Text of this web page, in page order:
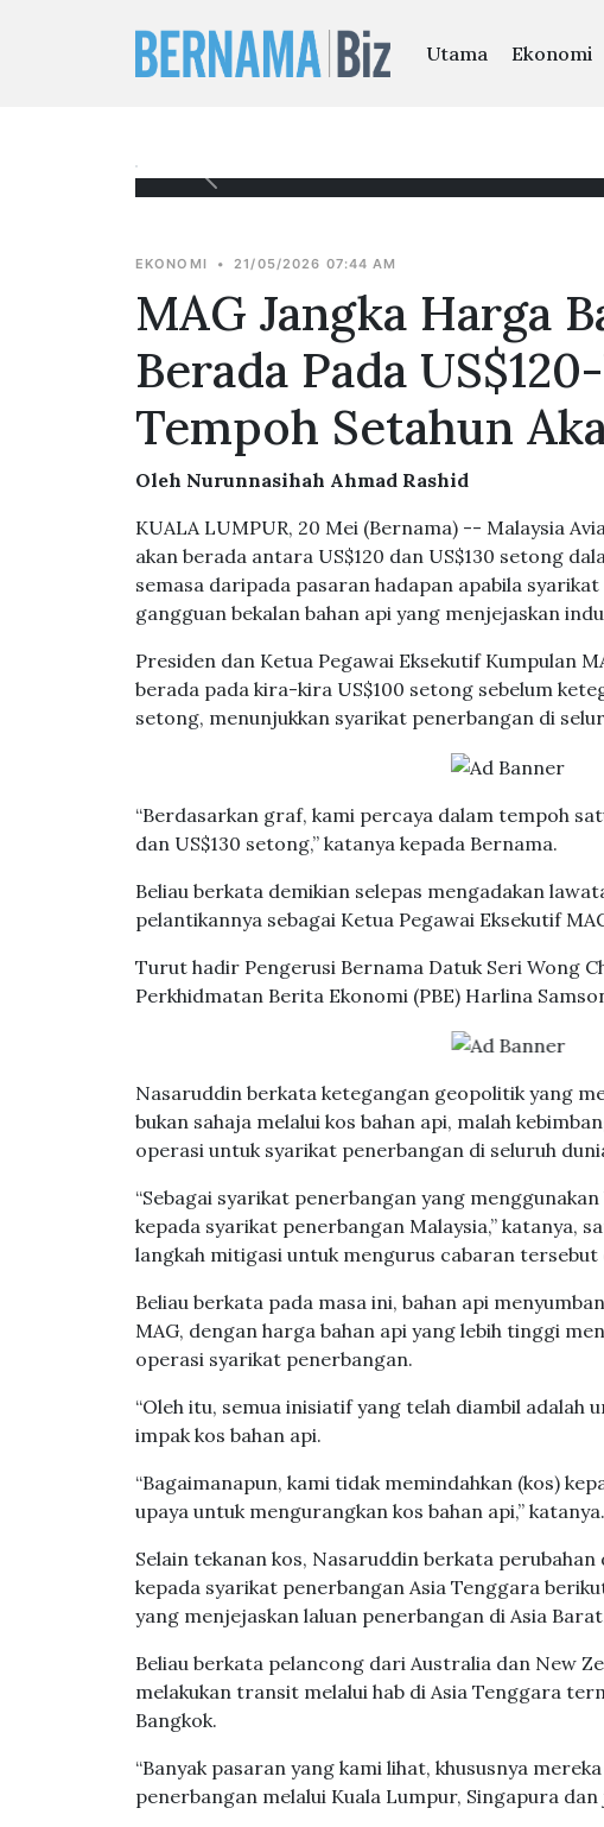
Utama Ekonomi
EKONOMI • 21/05/2026 07:44 AM
MAG Jangka Harga
Berada Pada
Tempoh Setahun
Oleh Nurunnasihah Ahmad Rashid
KUALA LUMPUR, 20 Mei (Bernama) -- Malaysia
akan berada antara US$120 dan US$130 setong
semasa daripada pasaran hadapan apabila
gangguan bekalan bahan api yang menjejaskan
Presiden dan Ketua Pegawai Eksekutif Kumpulan
berada pada kira-kira US$100 setong sebelum
setong, menunjukkan syarikat penerbangan di
“Berdasarkan graf, kami percaya dalam tempoh
dan US$130 setong,” katanya kepada Bernama.
Beliau berkata demikian selepas mengadakan
pelantikannya sebagai Ketua Pegawai Eksekutif
Turut hadir Pengerusi Bernama Datuk Seri Wong
Perkhidmatan Berita Ekonomi (PBE) Harlina
Nasaruddin berkata ketegangan geopolitik yang
bukan sahaja melalui kos bahan api, malah
operasi untuk syarikat penerbangan di seluruh
“Sebagai syarikat penerbangan yang
kepada syarikat penerbangan Malaysia,” katanya,
langkah mitigasi untuk mengurus cabaran
Beliau berkata pada masa ini, bahan api
MAG, dengan harga bahan api yang lebih tinggi
operasi syarikat penerbangan.
“Oleh itu, semua inisiatif yang telah diambil
impak kos bahan api.
“Bagaimanapun, kami tidak memindahkan (kos)
upaya untuk mengurangkan kos bahan api,” katanya.
Selain tekanan kos, Nasaruddin berkata
kepada syarikat penerbangan Asia Tenggara
yang menjejaskan laluan penerbangan di Asia
Beliau berkata pelancong dari Australia dan New
melakukan transit melalui hab di Asia Tenggara
Bangkok.
“Banyak pasaran yang kami lihat, khususnya
penerbangan melalui Kuala Lumpur, Singapura